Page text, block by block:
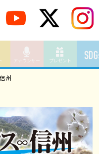
アナウンサー プレゼント
州